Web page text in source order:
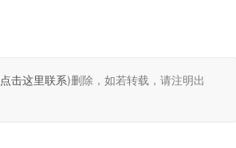
点击这里联系)删除，如若转载，请注明出